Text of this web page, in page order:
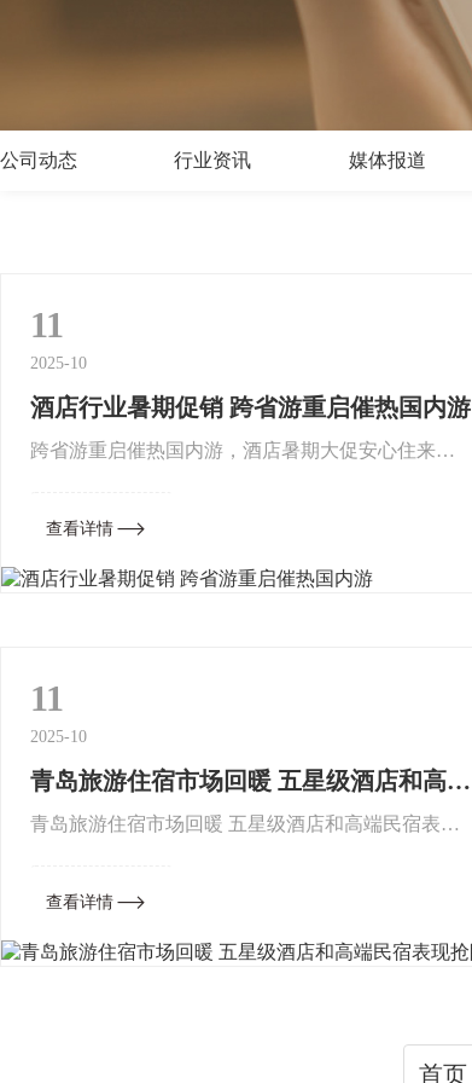
公司动态 行业资讯 媒体报道
11
2025-10
酒店行业暑期促销 跨省游重启催热国内游
跨省游重启催热国内游，酒店暑期大促安心住来源:
提下恢复跨省团队旅游，随即，国内暑期旅游市场
迅速回暖。全媒体记者了解到...
查看详情
11
2025-10
青岛旅游住宿市场回暖 五星级酒店和高端民宿表现抢眼
青岛旅游住宿市场回暖 五星级酒店和高端民宿表现
游住宿市场加快回暖步伐 有高端酒店出现满房现象
作为知名的开放型旅游城市...
查看详情
首页